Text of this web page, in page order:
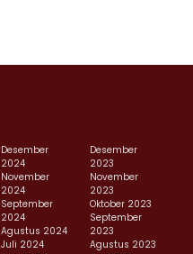
Desember
2024
November
2024
September
2024
Agustus 2024
Juli 2024
Desember
2023
November
2023
Oktober 2023
September
2023
Agustus 2023